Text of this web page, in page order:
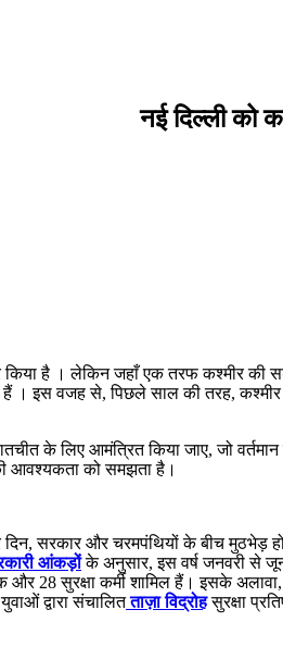
नई दिल्ली को
किया है । लेकिन जहाँ एक तरफ कश्मीर की
। इस वजह से, पिछले साल की तरह,
के लिए आमंत्रित किया जाए, जो
आवश्यकता को समझता है।
सरकार और चरमपंथियों के बीच मुठभेड़
आंकड़ोंके अनुसार, इस वर्ष जनवरी से
और 28 सुरक्षा कर्मी शामिल हैं। इसके
द्वारा संचालित ताज़ा विद्रोहसुरक्षा